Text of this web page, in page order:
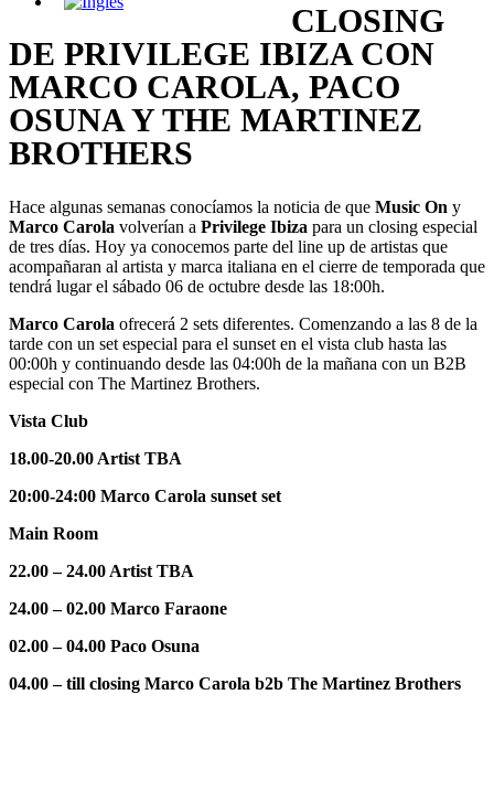
CLOSING
DE PRIVILEGE IBIZA CON
MARCO CAROLA, PACO
OSUNA Y THE MARTINEZ
BROTHERS
Hace algunas semanas conocíamos la noticia de que Music On y
Marco Carola volverían a Privilege Ibiza para un closing especial
de tres días. Hoy ya conocemos parte del line up de artistas que
acompañaran al artista y marca italiana en el cierre de temporada que
tendrá lugar el sábado 06 de octubre desde las 18:00h.
Marco Carola ofrecerá 2 sets diferentes. Comenzando a las 8 de la
tarde con un set especial para el sunset en el vista club hasta las
00:00h y continuando desde las 04:00h de la mañana con un B2B
especial con The Martinez Brothers.
Vista Club
18.00-20.00 Artist TBA
20:00-24:00 Marco Carola sunset set
Main Room
22.00 – 24.00 Artist TBA
24.00 – 02.00 Marco Faraone
02.00 – 04.00 Paco Osuna
04.00 – till closing Marco Carola b2b The Martinez Brothers